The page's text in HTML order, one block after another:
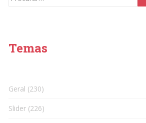
Temas
Geral (230)
Slider (226)